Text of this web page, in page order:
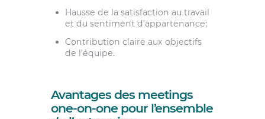
Hausse de la satisfaction au travail
et du sentiment d’appartenance;
Contribution claire aux objectifs
de l’équipe.
Avantages des meetings
one-on-one pour l’ensemble